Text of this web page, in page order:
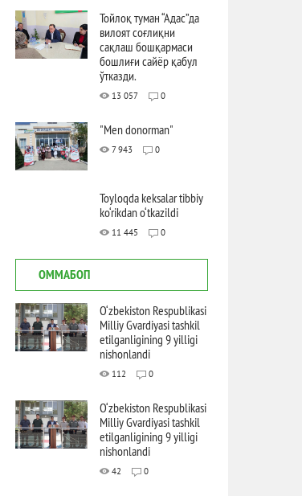
Тойлоқ туман “Адас”да
вилоят соғлиқни
сақлаш бошқармаси
бошлиғи сайёр қабул
ўтказди.
13 057 0
"Men donorman"
7 943 0
Toyloqda keksalar tibbiy
ko‘rikdan o‘tkazildi
11 445 0
ОММАБОП
O‘zbekiston Respublikasi
Milliy Gvardiyasi tashkil
etilganligining 9 yilligi
nishonlandi
112 0
O‘zbekiston Respublikasi
Milliy Gvardiyasi tashkil
etilganligining 9 yilligi
nishonlandi
42 0